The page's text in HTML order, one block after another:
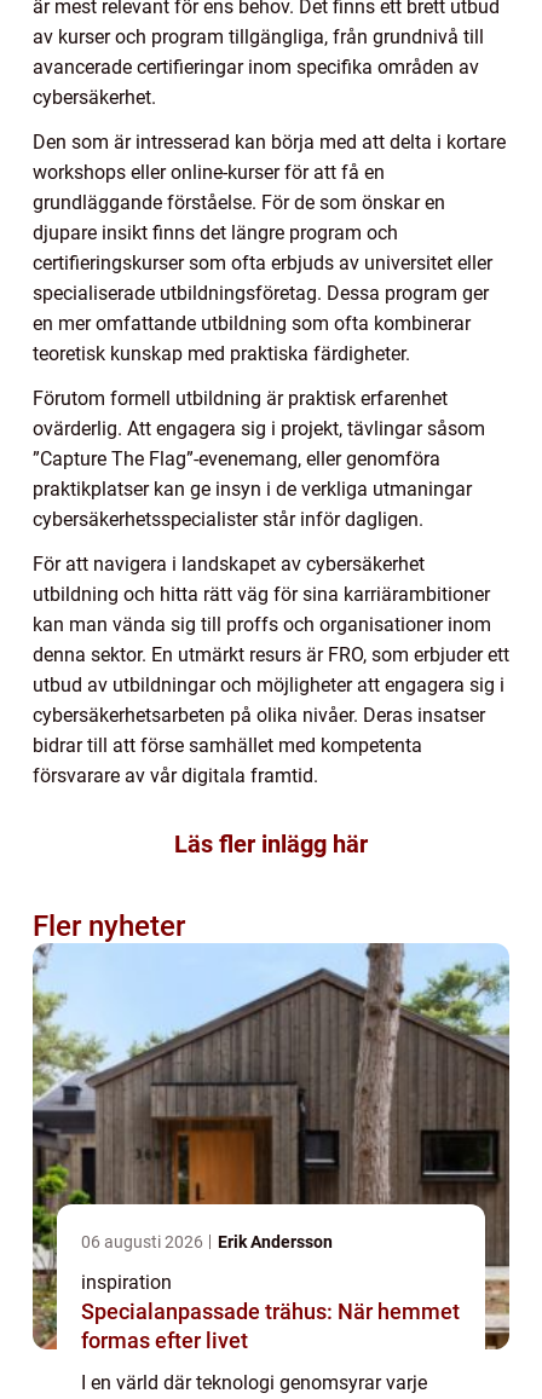
är mest relevant för ens behov. Det finns ett brett utbud
av kurser och program tillgängliga, från grundnivå till
avancerade certifieringar inom specifika områden av
cybersäkerhet.
Den som är intresserad kan börja med att delta i kortare
workshops eller online-kurser för att få en
grundläggande förståelse. För de som önskar en
djupare insikt finns det längre program och
certifieringskurser som ofta erbjuds av universitet eller
specialiserade utbildningsföretag. Dessa program ger
en mer omfattande utbildning som ofta kombinerar
teoretisk kunskap med praktiska färdigheter.
Förutom formell utbildning är praktisk erfarenhet
ovärderlig. Att engagera sig i projekt, tävlingar såsom
”Capture The Flag”-evenemang, eller genomföra
praktikplatser kan ge insyn i de verkliga utmaningar
cybersäkerhetsspecialister står inför dagligen.
För att navigera i landskapet av cybersäkerhet
utbildning och hitta rätt väg för sina karriärambitioner
kan man vända sig till proffs och organisationer inom
denna sektor. En utmärkt resurs är FRO, som erbjuder ett
utbud av utbildningar och möjligheter att engagera sig i
cybersäkerhetsarbeten på olika nivåer. Deras insatser
bidrar till att förse samhället med kompetenta
försvarare av vår digitala framtid.
Läs fler inlägg här
Fler nyheter
06 augusti 2026 Erik Andersson
inspiration
Specialanpassade trähus: När hemmet
formas efter livet
I en värld där teknologi genomsyrar varje